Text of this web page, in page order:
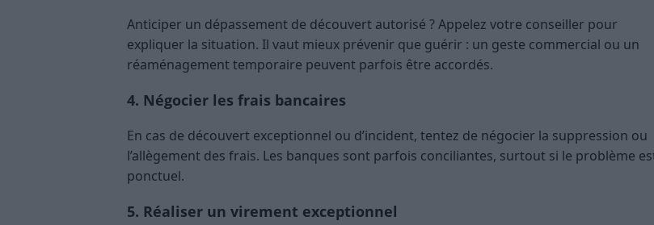
Anticiper un dépassement de découvert autorisé ? Appelez votre conseiller pour
expliquer la situation. Il vaut mieux prévenir que guérir : un geste commercial ou un
réaménagement temporaire peuvent parfois être accordés.
4. Négocier les frais bancaires
En cas de découvert exceptionnel ou d’incident, tentez de négocier la suppression ou
l’allègement des frais. Les banques sont parfois conciliantes, surtout si le problème
ponctuel.
5. Réaliser un virement exceptionnel